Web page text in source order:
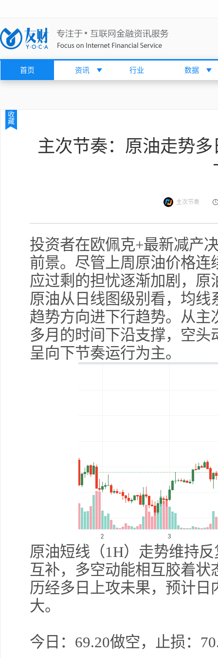
首页 资讯 行业 数据
收
藏
主次节奏：原油走势
主次节奏
投资者在欧佩克+最新减产
前景。尽管上周原油价格
应过剩的担忧逐渐加剧，
原油从日线图级别看，均
趋势方向进下行趋势。从
多月的时间下沿支撑，空
呈向下节奏运行为主。
原油短线（1H）走势维持
互补，多空动能相互胶着
历经多日上攻未果，预计
大。
今日：69.20做空，止损：